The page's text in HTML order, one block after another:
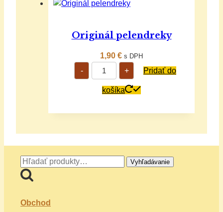
Originál pelendreky
1,90 € s DPH
-
množstvo
Originál
pelendreky
+ Pridať do
košíka
Hľadať: Vyhľadávanie
Obchod